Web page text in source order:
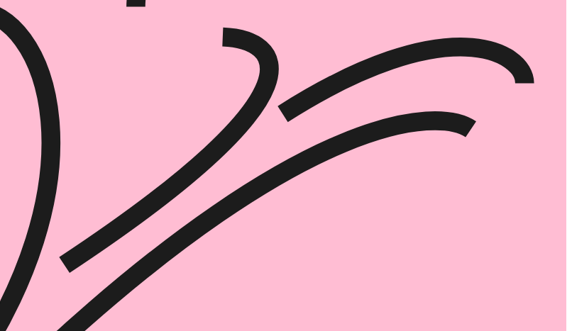
הוספה
איזה פורמט בא לך?
דיגיטלי
₪32 מחיר קודם: ₪39
במבצע עד:
31/08/2026
מודפס
56
מחיר על הספר: ₪